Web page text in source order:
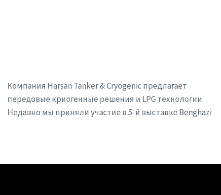
Компания Harsan Tanker & Cryogenic предлагает
передовые криогенные решения и LPG технологии.
Недавно мы приняли участие в 5-й выставке Benghazi